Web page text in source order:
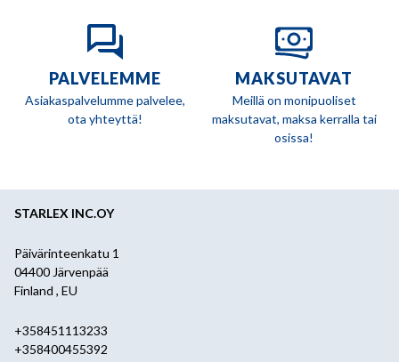
PALVELEMME
Asiakaspalvelumme palvelee,
ota yhteyttä!
MAKSUTAVAT
Meillä on monipuoliset
maksutavat, maksa kerralla tai
osissa!
STARLEX INC.OY
Päivärinteenkatu 1
04400 Järvenpää
Finland , EU
+358451113233
+358400455392